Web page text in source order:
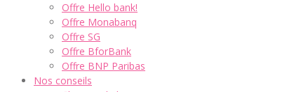
Offre Hello bank!
Offre Monabanq
Offre SG
Offre BforBank
Offre BNP Paribas
Nos conseils